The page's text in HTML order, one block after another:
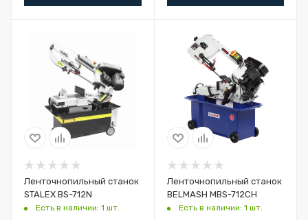
Ленточнопильный станок
STALEX BS-712N
Есть в наличии: 1 шт.
Ленточнопильный станок
BELMASH MBS-712CH
Есть в наличии: 1 шт.